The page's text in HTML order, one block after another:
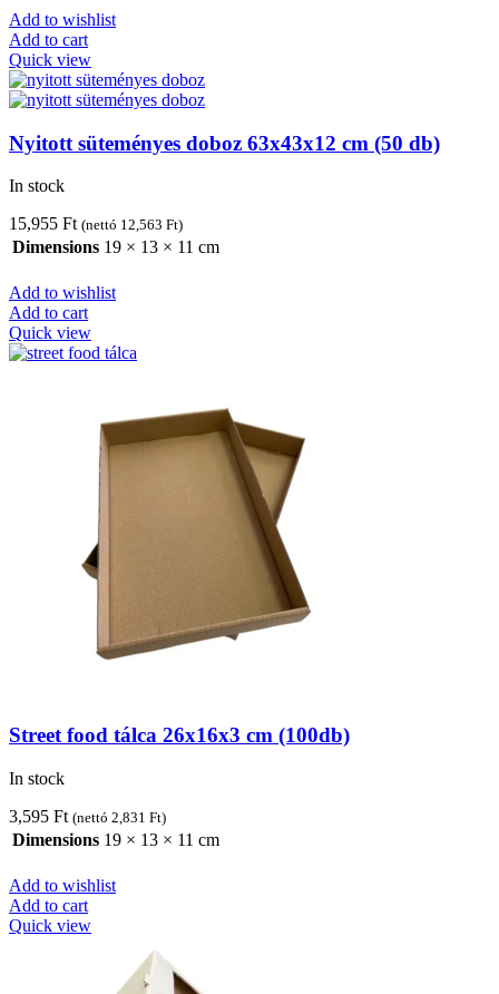
Add to wishlist
Add to cart
Quick view
Nyitott süteményes doboz 63x43x12 cm (50 db)
In stock
15,955 Ft (nettó 12,563 Ft)
Dimensions 19 × 13 × 11 cm
Add to wishlist
Add to cart
Quick view
Street food tálca 26x16x3 cm (100db)
In stock
3,595 Ft (nettó 2,831 Ft)
Dimensions 19 × 13 × 11 cm
Add to wishlist
Add to cart
Quick view